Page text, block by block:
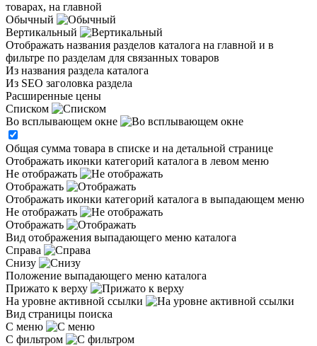
товарах, на главной
Обычный
Вертикальный
Отображать названия разделов каталога на главной и в
фильтре по разделам для связанных товаров
Из названия раздела каталога
Из SEO заголовка раздела
Расширенные цены
Списком
Во всплывающем окне
Общая сумма товара в списке и на детальной странице
Отображать иконки категорий каталога в левом меню
Не отображать
Отображать
Отображать иконки категорий каталога в выпадающем меню
Не отображать
Отображать
Вид отображения выпадающего меню каталога
Справа
Снизу
Положение выпадающего меню каталога
Прижато к верху
На уровне активной ссылки
Вид страницы поиска
С меню
С фильтром